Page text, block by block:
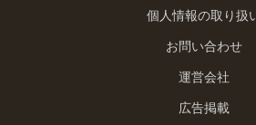
個人情報の取り扱
お問い合わせ
運営会社
広告掲載